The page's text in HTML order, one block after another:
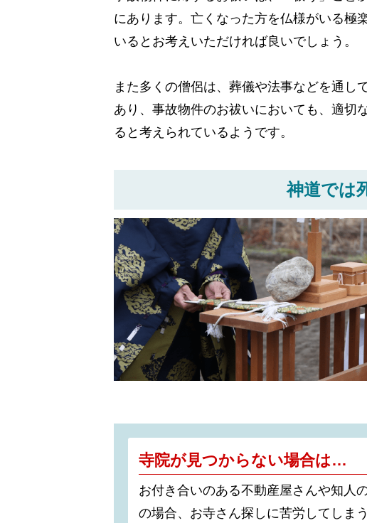
にあります。亡くなった方を仏様がいる極
いるとお考えいただければ良いでしょう。
また多くの僧侶は、葬儀や法事などを通し
あり、事故物件のお祓いにおいても、適切
ると考えられているようです。
神道では
寺院が見つからない場合は…
お付き合いのある不動産屋さんや知人
の場合、お寺さん探しに苦労してしま